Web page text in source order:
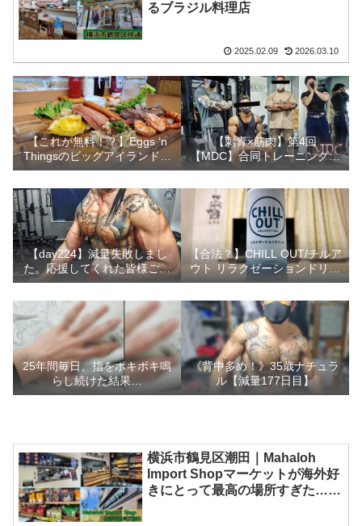
るブラジル料理店
2025.02.09 2026.03.10
【これが無料！？】Eggs ‘n
Thingsのビッグアイランドプ
レート食べてきました！
【刺青×筋肉】第4回
【MDC】合同トレーニングリ
ポート
【day224】減量失敗しまし
た。応援してくれた皆様ごめ
んなさい。
【合法？】CHILL OUT/チルア
ウト リラクゼーションドリン
クは本当にチル出来るのか実
験してみました
25年間毎日、指をポキポキ鳴
らし続けた結果…
《背中多め！》35歳ナチュラ
ル【減量177日目】
横浜市鶴見区潮田｜Mahaloh
Import Shopマーケットが海外好
きにとって最高の場所すぎた…！